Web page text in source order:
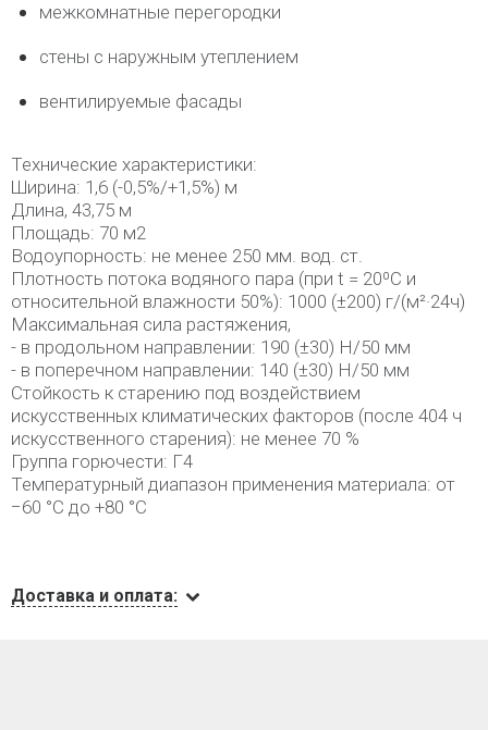
межкомнатные перегородки
стены с наружным утеплением
вентилируемые фасады
Технические характеристики:
Ширина: 1,6 (-0,5%/+1,5%) м
Длина, 43,75 м
Площадь: 70 м2
Водоупорность: не менее 250 мм. вод. ст.
Плотность потока водяного пара (при t = 20⁰С и
относительной влажности 50%): 1000 (±200) г/(м²·24ч)
Максимальная сила растяжения,
- в продольном направлении: 190 (±30) Н/50 мм
- в поперечном направлении: 140 (±30) Н/50 мм
Стойкость к старению под воздействием
искусственных климатических факторов (после 404 ч
искусственного старения): не менее 70 %
Группа горючести: Г4
Температурный диапазон применения материала: от
−60 °С до +80 °С
Доставка и оплата: